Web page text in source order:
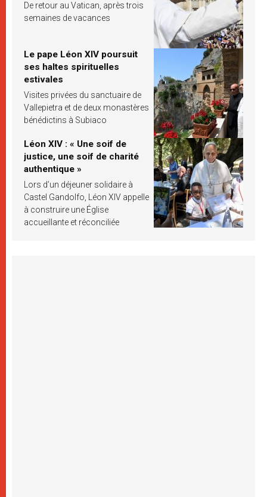
De retour au Vatican, après trois
semaines de vacances
Le pape Léon XIV poursuit
ses haltes spirituelles
estivales
Visites privées du sanctuaire de
Vallepietra et de deux monastères
bénédictins à Subiaco
Léon XIV : « Une soif de
justice, une soif de charité
authentique »
Lors d’un déjeuner solidaire à
Castel Gandolfo, Léon XIV appelle
à construire une Église
accueillante et réconciliée